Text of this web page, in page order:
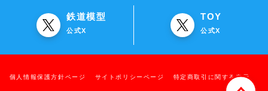
鉄道模型
公式X
TOY
公式X
個人情報保護方針ページ サイトポリシーページ 特定商取引に関する表示